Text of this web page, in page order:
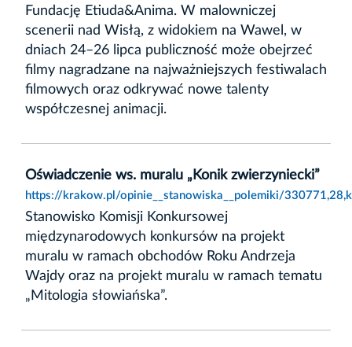
Fundację Etiuda&Anima. W malowniczej
scenerii nad Wisłą, z widokiem na Wawel, w
dniach 24–26 lipca publiczność może obejrzeć
filmy nagradzane na najważniejszych festiwalach
filmowych oraz odkrywać nowe talenty
współczesnej animacji.
Oświadczenie ws. muralu „Konik zwierzyniecki”
https://krakow.pl/opinie__stanowiska__polemiki/
Stanowisko Komisji Konkursowej
międzynarodowych konkursów na projekt
muralu w ramach obchodów Roku Andrzeja
Wajdy oraz na projekt muralu w ramach tematu
„Mitologia słowiańska”.